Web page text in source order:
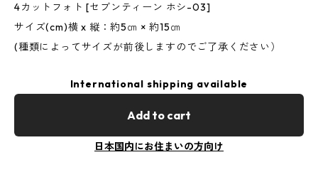
4カットフォト [セブンティーン ホシ-03]
サイズ(cm)横 x 縦：約5㎝ × 約15㎝
(種類によってサイズが前後しますのでご了承ください）
International shipping available
Add to cart
日本国内にお住まいの方向け